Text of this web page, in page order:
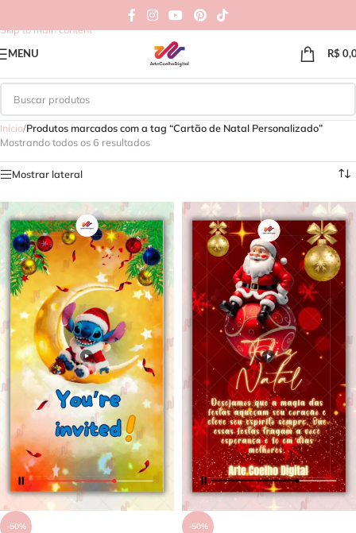
Skip to main content
MENU R$
Início/Produtos marcados com a tag “Cartão de Natal Personalizado”
Mostrando todos os 6 resultados
Mostrar lateral
-50% -50%